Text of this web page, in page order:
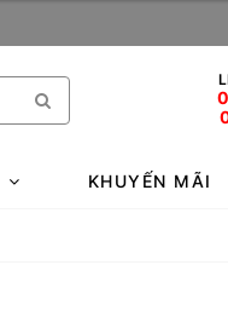
KHUYẾN MÃI